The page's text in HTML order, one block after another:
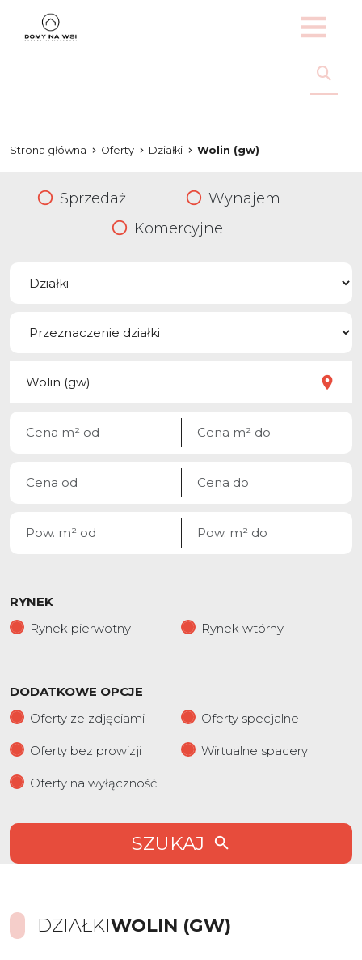
Strona główna Oferty Działki Wolin (gw)
Sprzedaż
Wynajem
Komercyjne
RYNEK
Rynek pierwotny
Rynek wtórny
DODATKOWE OPCJE
Oferty ze zdjęciami
Oferty specjalne
Oferty bez prowizji Wirtualne spacery
Oferty na wyłączność
SZUKAJ
DZIAŁKIWOLIN (GW)